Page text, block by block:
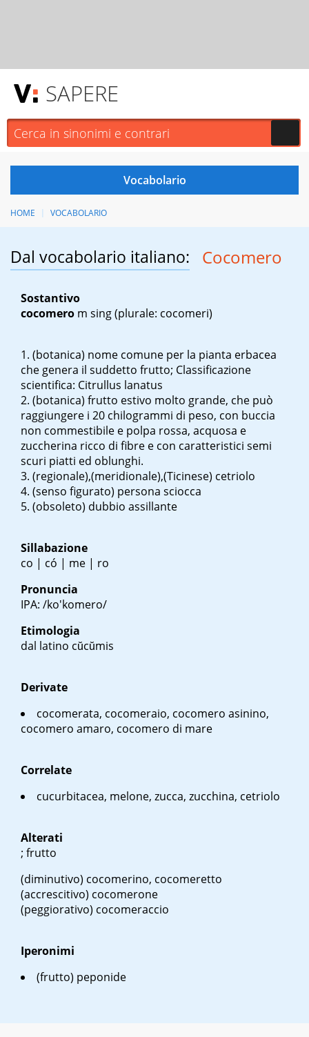
SAPERE
HOME VOCABOLARIO
Dal vocabolario italiano: Cocomero
Sostantivo
cocomero m sing(plurale: cocomeri)
(botanica) nome comune per la pianta erbacea
che genera il suddetto frutto; Classificazione
scientifica: Citrullus lanatus
(botanica) frutto estivo molto grande, che può
raggiungere i 20 chilogrammi di peso, con buccia
non commestibile e polpa rossa, acquosa e
zuccherina ricco di fibre e con caratteristici semi
scuri piatti ed oblunghi.
(regionale),(meridionale),(Ticinese) cetriolo
(senso figurato) persona sciocca
(obsoleto) dubbio assillante
Sillabazione
co | có | me | ro
Pronuncia
IPA: /ko'komero/
Etimologia
dal latino cŭcŭmis
Derivate
cocomerata, cocomeraio, cocomero asinino,
cocomero amaro, cocomero di mare
Correlate
cucurbitacea, melone, zucca, zucchina, cetriolo
Alterati
; frutto
(diminutivo) cocomerino, cocomeretto
(accrescitivo) cocomerone
(peggiorativo) cocomeraccio
Iperonimi
(frutto) peponide